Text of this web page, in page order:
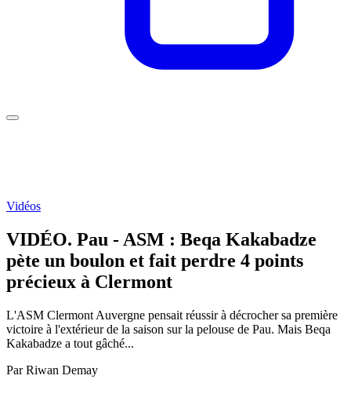
Vidéos
VIDÉO. Pau - ASM : Beqa Kakabadze
pète un boulon et fait perdre 4 points
précieux à Clermont
L'ASM Clermont Auvergne pensait réussir à décrocher sa première
victoire à l'extérieur de la saison sur la pelouse de Pau. Mais Beqa
Kakabadze a tout gâché...
Par Riwan Demay